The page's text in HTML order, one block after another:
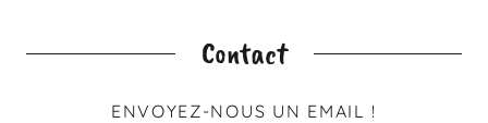
Contact
ENVOYEZ-NOUS UN EMAIL !